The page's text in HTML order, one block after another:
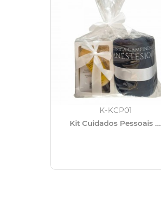
K-KCP01
Kit Cuidados Pessoais ...